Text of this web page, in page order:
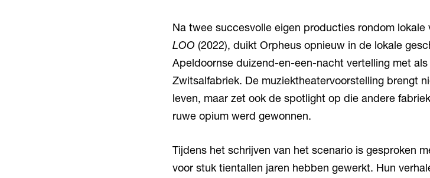
Na twee succesvolle eigen producties rondom
LOO (2022), duikt Orpheus opnieuw in de lokale
Apeldoornse duizend-en-een-nacht vertelling met
Zwitsalfabriek. De muziektheatervoorstelling brengt
leven, maar zet ook de spotlight op die andere
ruwe opium werd gewonnen.
Tijdens het schrijven van het scenario is gesproken
voor stuk tientallen jaren hebben gewerkt. Hun